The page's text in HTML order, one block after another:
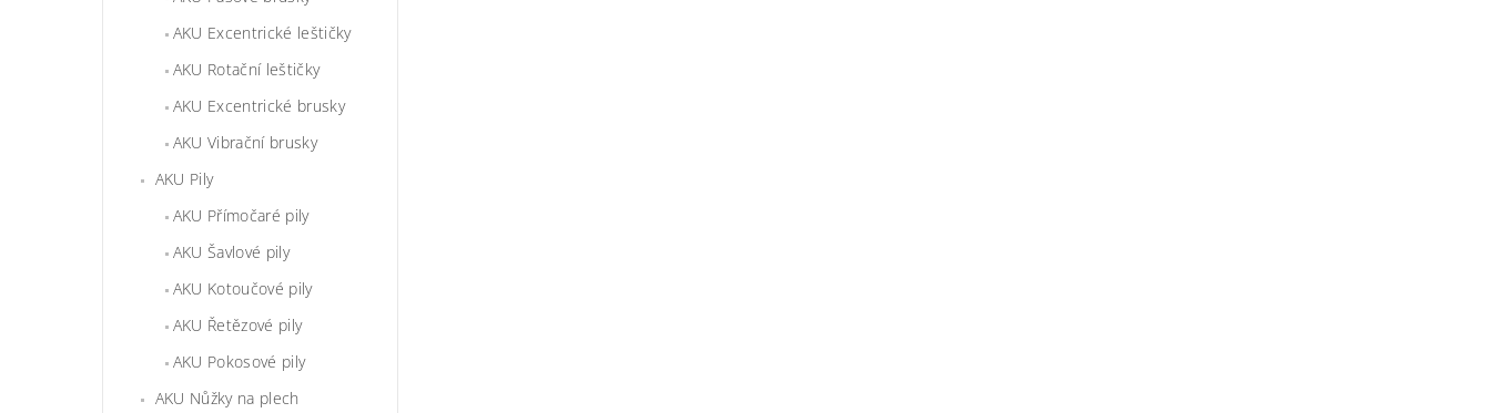
AKU Excentrické leštičky
AKU Rotační leštičky
AKU Excentrické brusky
AKU Vibrační brusky
AKU Pily
AKU Přímočaré pily
AKU Šavlové pily
AKU Kotoučové pily
AKU Řetězové pily
AKU Pokosové pily
AKU Nůžky na plech